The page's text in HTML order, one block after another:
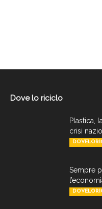
Dove lo riciclo
Plastica,
crisi
Sempre